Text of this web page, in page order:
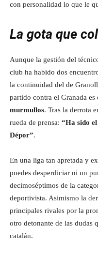
con personalidad lo que le
La gota que
Aunque la gestión del
club ha habido dos
la continuidad del de
partido contra el Granada es
murmullos. Tras la derrota
rueda de prensa: “Ha sido
Dépor”.
En una liga tan apretada y
puedes desperdiciar ni un
decimoséptimos de la
deportivista. Asimismo la
principales rivales por la
otro detonante de las dudas
catalán.